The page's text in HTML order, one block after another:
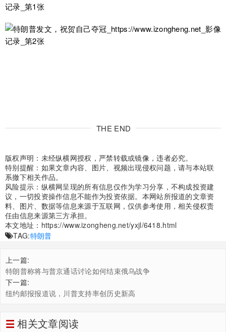
THE END
版权声明：未经纵横网授权，严禁转载或镜像，违者必究。
特别提醒：如果文章内容、图片、视频出现侵权问题，请与本站联
系撤下相关作品。
风险提示：纵横网呈现的所有信息仅作为学习分享，不构成投资建
议，一切投资操作信息不能作为投资依据。本网站所报道的文章资
料、图片、数据等信息来源于互联网，仅供参考使用，相关侵权责
任由信息来源第三方承担。
本文地址： https://www.izongheng.net/yxjl/6418.html
TAG:特朗普
上一篇:
特朗普称将与普京通话讨论如何结束俄乌战争
下一篇:
纽约邮报报道说，川普支持率创历史新高
相关文章阅读